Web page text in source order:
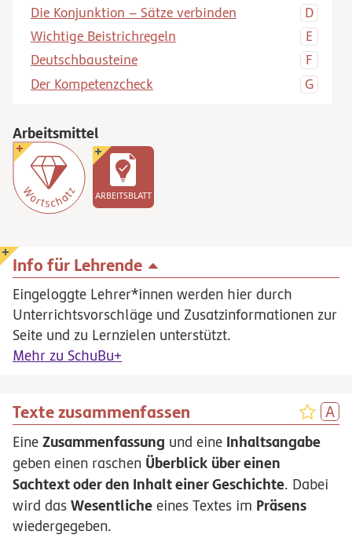
Die Konjunktion – Sätze verbinden
Wichtige Beistrichregeln
Deutschbausteine
Der Kompetenzcheck
Arbeitsmittel
ARBEITSBLATT
Info für Lehrende
Eingeloggte Lehrer*innen werden hier durch
Unterrichtsvorschläge und Zusatzinformationen zur
Seite und zu Lernzielen unterstützt.
Mehr zu SchuBu+
Texte zusammenfassen
Eine Zusammenfassung und eine Inhaltsangabe
geben einen raschen Überblick über einen
Sachtext oder den Inhalt einer Geschichte. Dabei
wird das Wesentliche eines Textes im Präsens
wiedergegeben.